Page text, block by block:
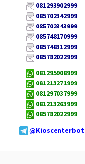
081293902999
085702342999
085702343999
085748170999
085748312999
085782022999
081295908999
081213271999
081297037999
081213263999
085782022999
@Kioscenterbot